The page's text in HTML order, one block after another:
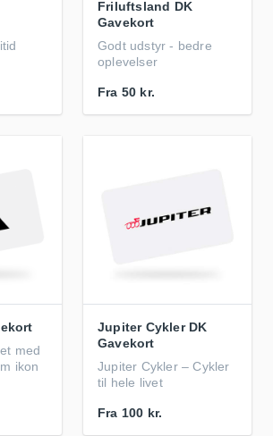
Friluftsland DK
Gavekort
Godt udstyr - bedre
oplevelser
Fra 50 kr.
med
ikon
Jupiter Cykler DK
Gavekort
Jupiter Cykler – Cykler
til hele livet
Fra 100 kr.